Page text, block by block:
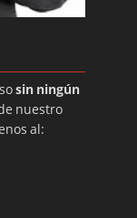
sin ningún
nuestro
al: